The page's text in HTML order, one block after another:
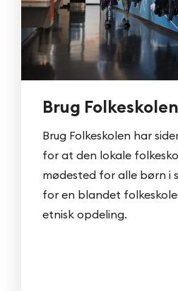
Brug Folkeskolen
Brug Folkeskolen har
for at den lokale
mødested for alle børn i
for en blandet
etnisk opdeling.